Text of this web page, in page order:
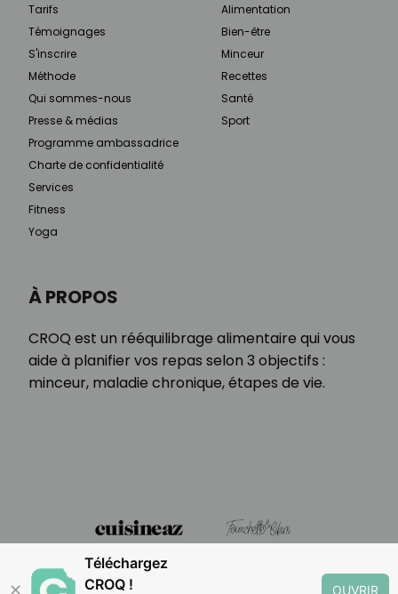
À PROPOS
CROQ est un rééquilibrage alimentaire qui vous
aide à planifier vos repas selon 3 objectifs :
minceur, maladie chronique, étapes de vie.
Tarifs
Témoignages
S'inscrire
Méthode
Qui sommes-nous
Presse & médias
Programme ambassadrice
Charte de confidentialité
Services
Fitness
Yoga
Alimentation
Bien-être
Minceur
Recettes
Santé
Sport
✕
Téléchargez
CROQ !
OUVRIR